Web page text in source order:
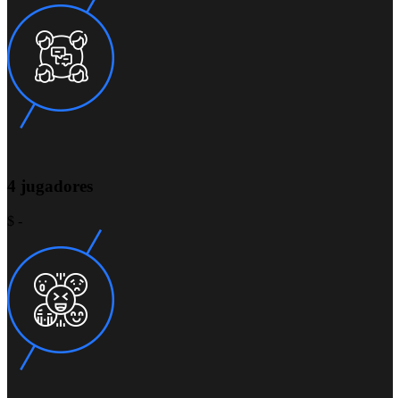
4 jugadores
$ -